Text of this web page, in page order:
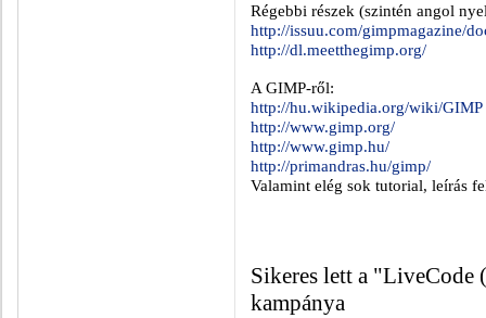
Régebbi részek (szintén angol
http://issuu.com/gimpmagazine/
http://dl.meetthegimp.org/
A GIMP-ről:
http://hu.wikipedia.org/wiki/GIMP
http://www.gimp.org/
http://www.gimp.hu/
http://primandras.hu/gimp/
Valamint elég sok tutorial, leírás
Sikeres lett a "LiveCode
kampánya